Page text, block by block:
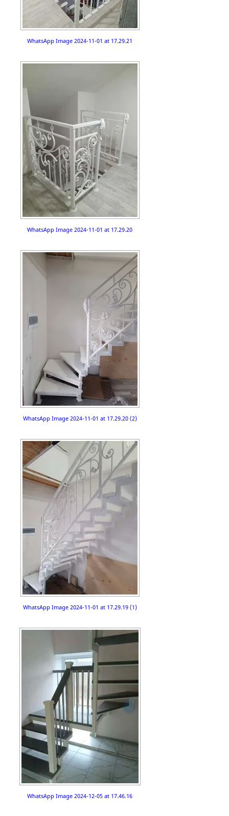
WhatsApp Image 2024-11-01 at 17.29.21
WhatsApp Image 2024-11-01 at 17.29.20
WhatsApp Image 2024-11-01 at 17.29.20 (2)
WhatsApp Image 2024-11-01 at 17.29.19 (1)
WhatsApp Image 2024-12-05 at 17.46.16